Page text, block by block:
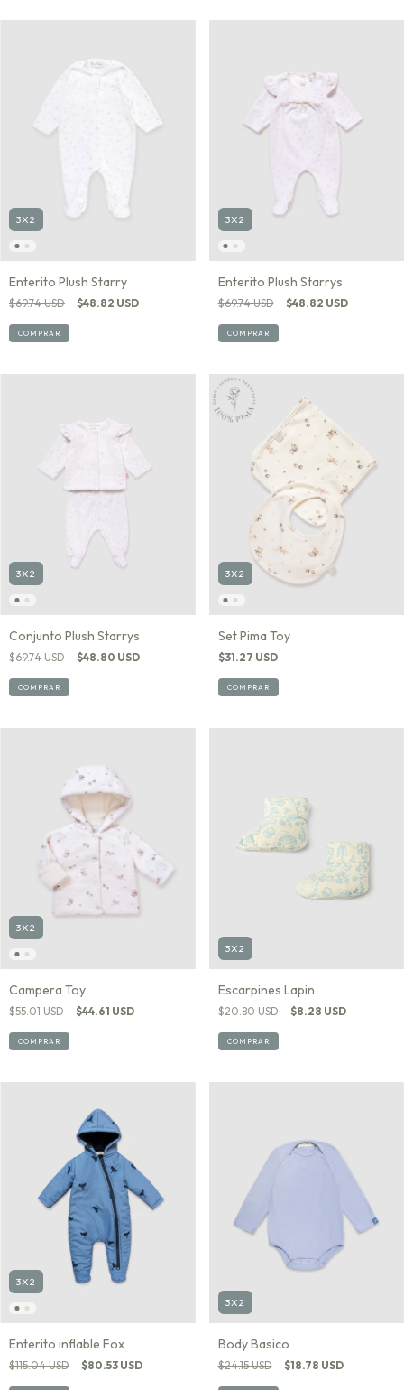
3X2
Enterito Plush Starry
$69.74 USD $48.82 USD
COMPRAR
3X2
Enterito Plush Starrys
$69.74 USD $48.82 USD
COMPRAR
3X2
Conjunto Plush Starrys
$69.74 USD $48.80 USD
COMPRAR
3X2
Set Pima Toy
$31.27 USD
COMPRAR
3X2
Campera Toy
$55.01 USD $44.61 USD
COMPRAR
3X2
Escarpines Lapin
$20.80 USD $8.28 USD
COMPRAR
3X2
Enterito inflable Fox
$115.04 USD $80.53 USD
3X2
Body Basico
$24.15 USD $18.78 USD